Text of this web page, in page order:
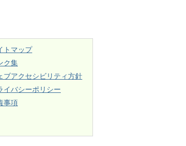
トマップ
ク集
ブアクセシビリティ方針
イバシーポリシー
事項